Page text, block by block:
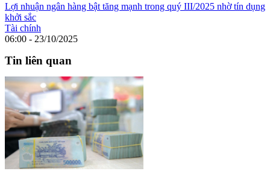
Lợi nhuận ngân hàng bật tăng mạnh trong quý III/2025 nhờ tín dụng
khởi sắc
Tài chính
06:00 - 23/10/2025
Tin liên quan